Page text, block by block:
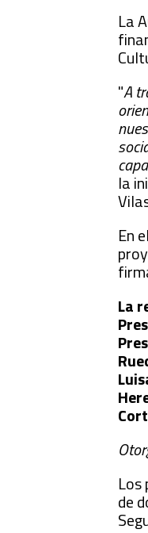
La
"A
la
En
La
Los
de